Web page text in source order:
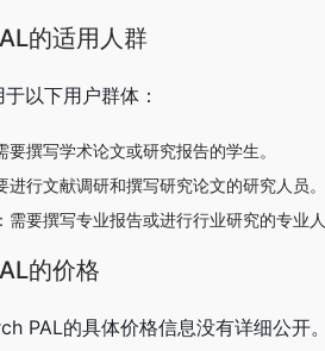
的适用人群
以下用户群体：
要撰写学术论文或研究报告的学生。
进行文献调研和撰写研究论文的研究人员。
需要撰写专业报告或进行行业研究的专业人
的价格
PAL的具体价格信息没有详细公